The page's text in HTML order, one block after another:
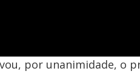
por unanimidade, o